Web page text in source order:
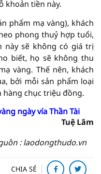
khoản tiền này.
phẩm mạ vàng), khách
phong thuỷ hợp tuổi,
này sẽ không có giá trị
biết, họ sẽ không thu
vàng. Thế nên, khách
bởi mỗi sản phẩm loại
hàng chục triệu đồng.
ngày vía Thần Tài
Tuệ Lâm
: laodongthudo.vn
CHIA SẺ